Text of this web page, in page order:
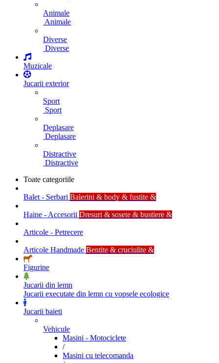
Animale
Animale
Diverse
Diverse
Muzicale
Jucarii exterior
Sport
Sport
Deplasare
Deplasare
Distractive
Distractive
Toate categoriile
Balet - Serbari Balerini & body & fustite &
Haine - Accesorii Dresuri & sosete & bustiere &
Articole - Petrecere
Articole Handmade Bentite & cruciulite &
Figurine
Jucarii din lemn
Jucarii executate din lemn cu vopsele ecologice
Jucarii baieti
Vehicule
Masini - Motociclete
/
Masini cu telecomanda